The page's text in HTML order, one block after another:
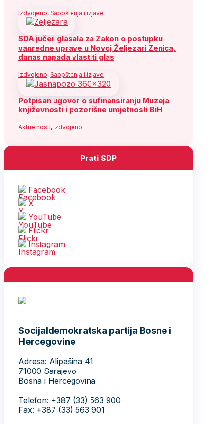
Izdvojeno, Saopštenja i izjave
SDA jučer glasala za Zakon o postupku
vanredne uprave u Novoj Željezari Zenica,
danas napada vlastiti glas
Izdvojeno, Saopštenja i izjave
Potpisan ugovor o sufinansiranju Muzeja
književnosti i pozorišne umjetnosti BiH
Aktuelnosti, Izdvojeno
Prati SDP
Facebook
X
YouTube
Flickr
Instagram
Socijaldemokratska partija Bosne i
Hercegovine
Adresa: Alipašina 41
71000 Sarajevo
Bosna i Hercegovina
Telefon: +387 (33) 563 900
Fax: +387 (33) 563 901